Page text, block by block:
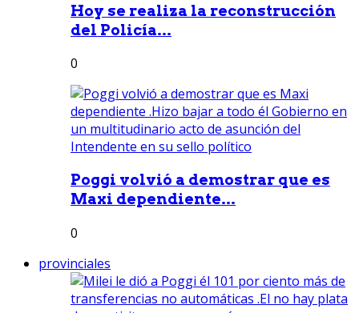
Hoy se realiza la reconstrucción
del Policía...
0
Poggi volvió a demostrar que es
Maxi dependiente...
0
provinciales